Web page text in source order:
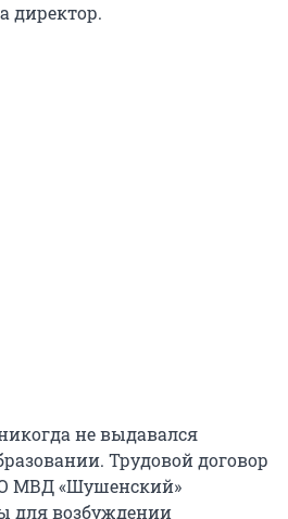
директор.
не выдавался
Трудовой договор
МВД «Шушенский»
для возбуждении